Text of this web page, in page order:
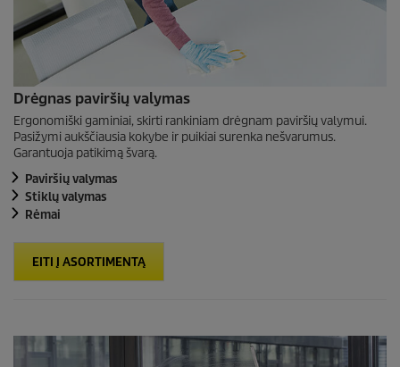
Drėgnas paviršių valymas
Ergonomiški gaminiai, skirti rankiniam drėgnam paviršių valymui.
Pasižymi aukščiausia kokybe ir puikiai surenka nešvarumus.
Garantuoja patikimą švarą.
Paviršių valymas
Stiklų valymas
Rėmai
EITI Į ASORTIMENTĄ